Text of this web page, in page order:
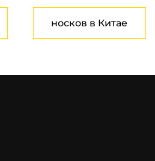
носков в Китае